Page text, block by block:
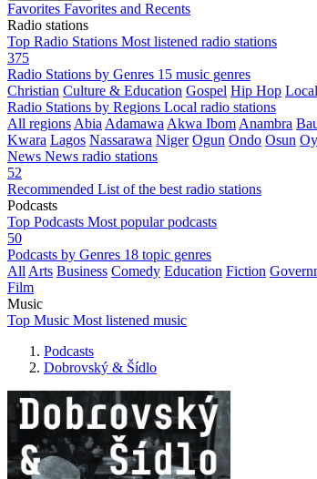
Favorites Favorites and Recents
Radio stations
Top Radio Stations Most listened radio stations
375
Radio Stations by Genres 15 music genres
Christian Culture & Education Gospel Hip Hop Local
Radio Stations by Regions Local radio stations
All regions Abia Adamawa Akwa Ibom Anambra
Kwara Lagos Nassarawa Niger Ogun Ondo Osun
News News radio stations
52
Recommended List of the best radio stations
Podcasts
Top Podcasts Most popular podcasts
50
Podcasts by Genres 18 topic genres
All Arts Business Comedy Education Fiction
Film
Music
Top Music Most listened music
Podcasts
Dobrovský & Šídlo